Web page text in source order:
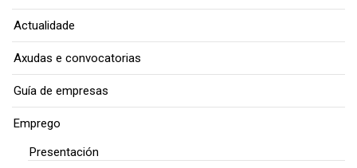
Actualidade
Axudas e convocatorias
Guía de empresas
Emprego
Presentación